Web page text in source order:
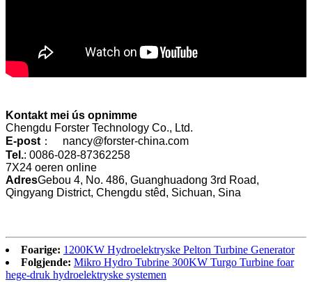
Kontakt mei ús opnimme
Chengdu Forster Technology Co., Ltd.
E-post ： nancy@forster-china.com
Tel.: 0086-028-87362258
7X24 oeren online
AdresGebou 4, No. 486, Guanghuadong 3rd Road,
Qingyang District, Chengdu stêd, Sichuan, Sina
Foarige: 1200KW Hydroelektryske Pelton Turbine Generator
Folgjende: Mikro Hydro Tubrine 300KW Turgo Turbine foar
hege-druk hydroelektryske systemen